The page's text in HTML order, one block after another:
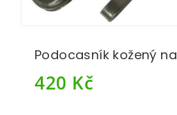
Podocasník kožený
420 Kč